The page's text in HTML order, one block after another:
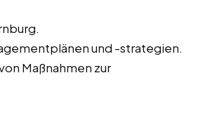
und -strategien.
Maßnahmen zur